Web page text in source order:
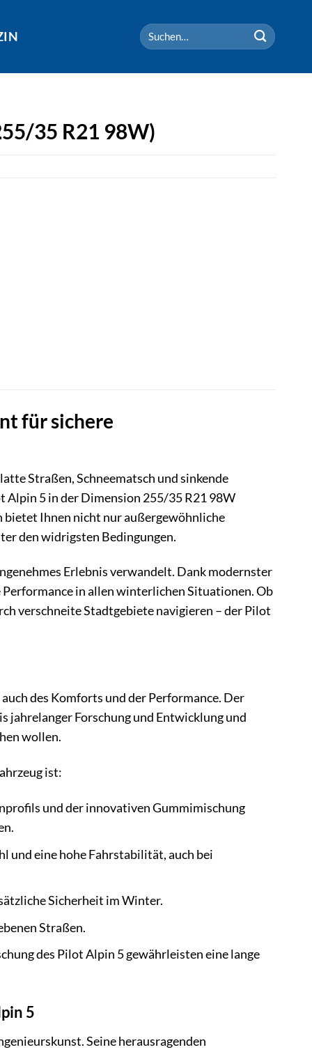
Suchen
nach:
35 R21 98W)
für sichere
Straßen, Schneematsch und sinkende
Alpin 5 in der Dimension 255/35 R21 98W
Ihnen nicht nur außergewöhnliche
den widrigsten Bedingungen.
Erlebnis verwandelt. Dank modernster
in allen winterlichen Situationen. Ob
verschneite Stadtgebiete navigieren – der Pilot
des Komforts und der Performance. Der
jahrelanger Forschung und Entwicklung und
wollen.
ist:
und der innovativen Gummimischung
und eine hohe Fahrstabilität, auch bei
Sicherheit im Winter.
Straßen.
des Pilot Alpin 5 gewährleisten eine lange
5
Seine herausragenden